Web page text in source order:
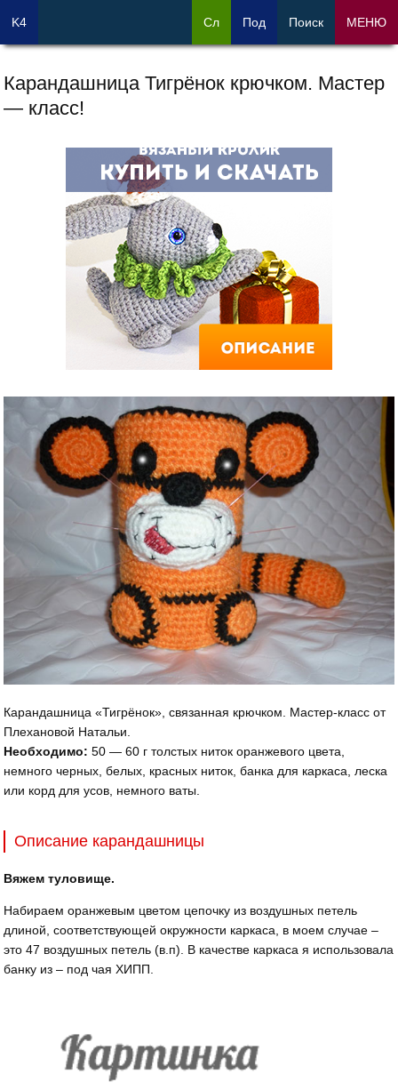
Карандашница Тигрёнок крючком. Мастер
— класс!
Карандашница «Тигрёнок», связанная крючком. Мастер-класс от
Плехановой Натальи.
Необходимо:50 — 60 г толстых ниток оранжевого цвета,
немного черных, белых, красных ниток, банка для каркаса, леска
или корд для усов, немного ваты.
Описание карандашницы
Вяжем туловище.
Набираем оранжевым цветом цепочку из воздушных петель
длиной, соответствующей окружности каркаса, в моем случае –
это 47 воздушных петель (в.п). В качестве каркаса я использовала
банку из – под чая ХИПП.
K4 Сл Под Поиск МЕНЮ